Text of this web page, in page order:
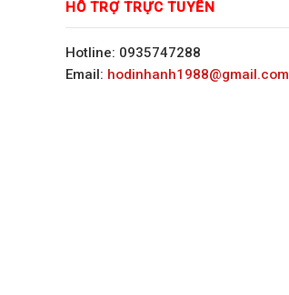
HỖ TRỢ TRỰC TUYẾN
Hotline: 0935747288
Email: hodinhanh1988@gmail.com